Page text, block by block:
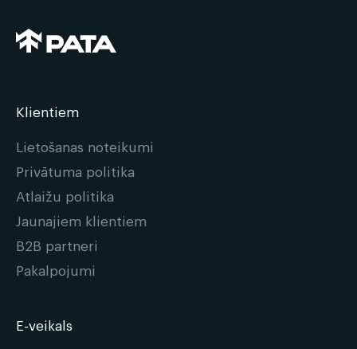
Klientiem
Lietošanas noteikumi
Privātuma politika
Atlaižu politika
Jaunajiem klientiem
B2B partneri
Pakalpojumi
E-veikals